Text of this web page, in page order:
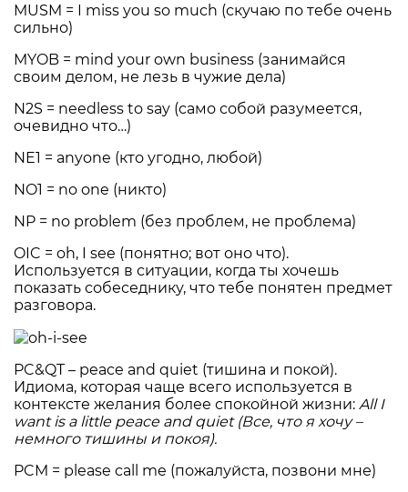
MUSM = I miss you so much (скучаю по тебе очень
сильно)
MYOB = mind your own business (занимайся
своим делом, не лезь в чужие дела)
N2S = needless to say (само собой разумеется,
очевидно что…)
NE1 = anyone (кто угодно, любой)
NO1 = no one (никто)
NP = no problem (без проблем, не проблема)
OIC = oh, I see (понятно; вот оно что).
Используется в ситуации, когда ты хочешь
показать собеседнику, что тебе понятен предмет
разговора.
PC&QT – peace and quiet (тишина и покой).
Идиома, которая чаще всего используется в
контексте желания более спокойной жизни: All I
want is a little peace and quiet (Все, что я хочу –
немного тишины и покоя).
PCM = please call me (пожалуйста, позвони мне)